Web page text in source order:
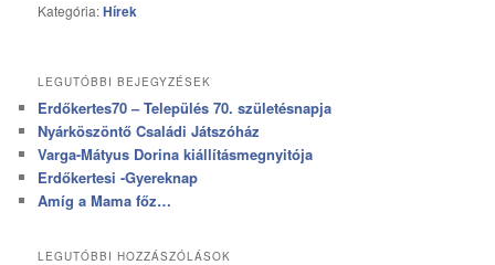
Kategória:Hírek
LEGUTÓBBI BEJEGYZÉSEK
Erdőkertes70 – Település 70. születésnapja
Nyárköszöntő Családi Játszóház
Varga-Mátyus Dorina kiállításmegnyitója
Erdőkertesi -Gyereknap
Amíg a Mama főz…
LEGUTÓBBI HOZZÁSZÓLÁSOK